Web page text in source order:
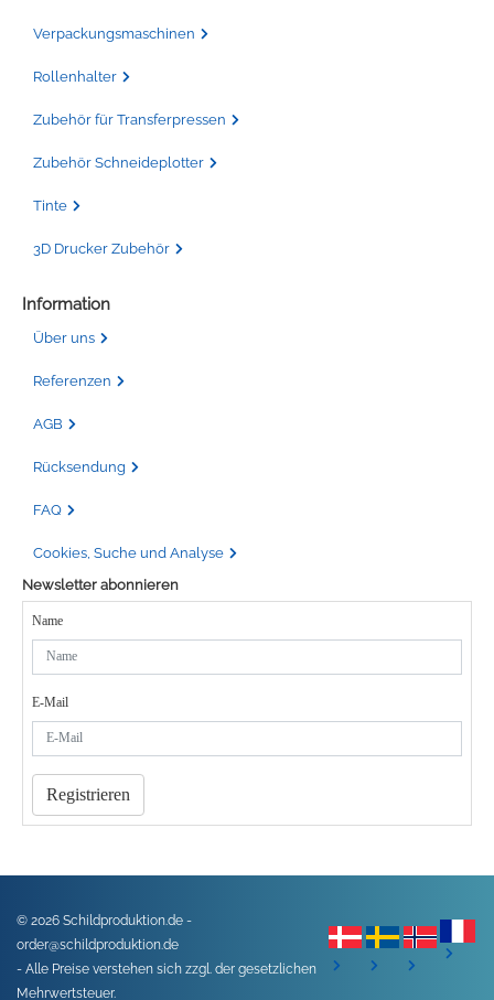
Verpackungsmaschinen
Rollenhalter
Zubehör für Transferpressen
Zubehör Schneideplotter
Tinte
3D Drucker Zubehör
Information
Über uns
Referenzen
AGB
Rücksendung
FAQ
Cookies, Suche und Analyse
Newsletter abonnieren
Name
E-Mail
Registrieren
© 2026 Schildproduktion.de -
order@schildproduktion.de
- Alle Preise verstehen sich zzgl. der gesetzlichen
Mehrwertsteuer.